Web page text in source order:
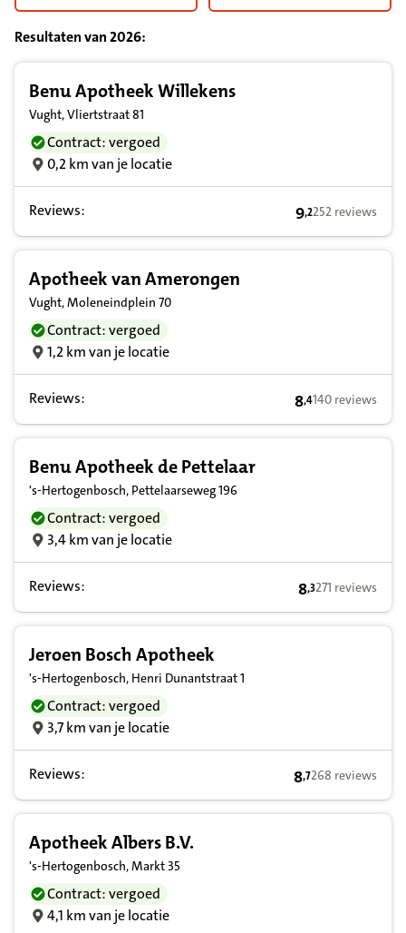
Resultaten van2026:
Benu Apotheek Willekens
Vught, Vliertstraat 81
Contract: vergoed
0,2 km van je locatie
Reviews: 9,2 op basis van
9,2252 reviews
Apotheek van Amerongen
Vught, Moleneindplein 70
Contract: vergoed
1,2 km van je locatie
Reviews: 8,4 op basis van
8,4140 reviews
Benu Apotheek de Pettelaar
's-Hertogenbosch, Pettelaarseweg 196
Contract: vergoed
3,4 km van je locatie
Reviews: 8,3 op basis van
8,3271 reviews
Jeroen Bosch Apotheek
's-Hertogenbosch, Henri Dunantstraat 1
Contract: vergoed
3,7 km van je locatie
Reviews: 8,7 op basis van
8,7268 reviews
Apotheek Albers B.V.
's-Hertogenbosch, Markt 35
Contract: vergoed
4,1 km van je locatie